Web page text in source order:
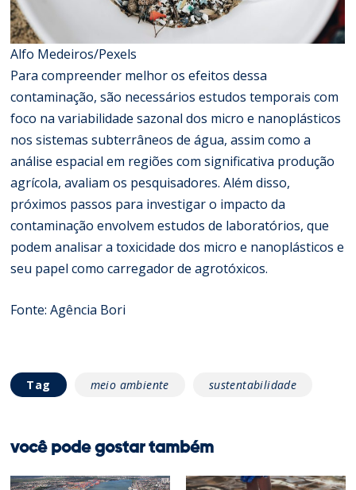
Alfo Medeiros/Pexels
Para compreender melhor os efeitos dessa
contaminação, são necessários estudos temporais com
foco na variabilidade sazonal dos micro e nanoplásticos
nos sistemas subterrâneos de água, assim como a
análise espacial em regiões com significativa produção
agrícola, avaliam os pesquisadores. Além disso,
próximos passos para investigar o impacto da
contaminação envolvem estudos de laboratórios, que
podem analisar a toxicidade dos micro e nanoplásticos e
seu papel como carregador de agrotóxicos.
Fonte:Agência Bori
Tag meio ambiente sustentabilidade
você pode gostar também